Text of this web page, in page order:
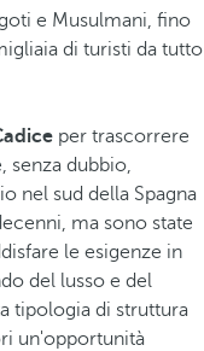
e Musulmani, fino
di turisti da tutto
per trascorrere
senza dubbio,
nel sud della Spagna
ma sono state
le esigenze in
del lusso e del
tipologia di struttura
un'opportunità